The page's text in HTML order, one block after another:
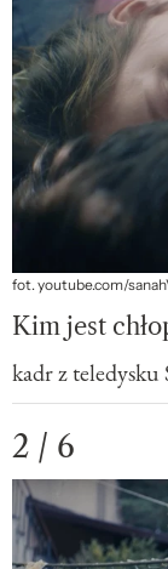
fot. youtube.com/
Kim jest
kadr z teledysku
2 / 6